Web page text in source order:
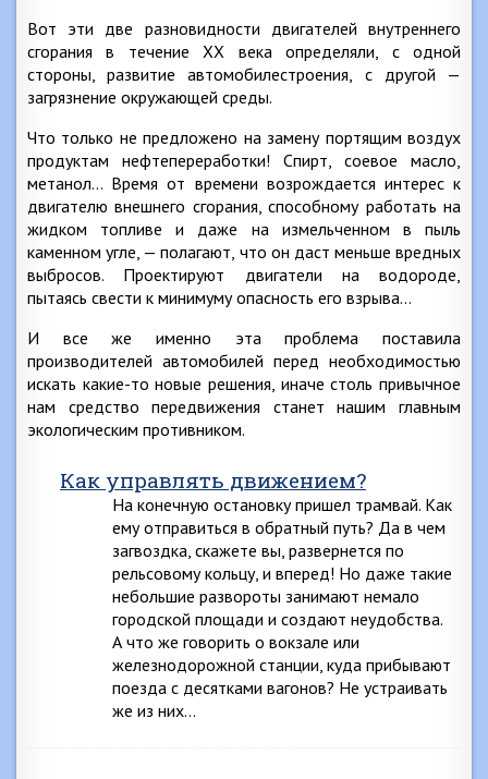
Вот эти две разновидности двигателей внутреннего
сгорания в течение XX века определяли, с одной
стороны, развитие автомобилестроения, с другой —
загрязнение окружающей среды.
Что только не предложено на замену портящим воздух
продуктам нефтепереработки! Спирт, соевое масло,
метанол… Время от времени возрождается интерес к
двигателю внешнего сгорания, способному работать на
жидком топливе и даже на измельченном в пыль
каменном угле, — полагают, что он даст меньше вредных
выбросов. Проектируют двигатели на водороде,
пытаясь свести к минимуму опасность его взрыва…
И все же именно эта проблема поставила
производителей автомобилей перед необходимостью
искать какие-то новые решения, иначе столь привычное
нам средство передвижения станет нашим главным
экологическим противником.
Как управлять движением?
На конечную остановку пришел трамвай. Как
ему отправиться в обратный путь? Да в чем
загвоздка, скажете вы, развернется по
рельсовому кольцу, и вперед! Но даже такие
небольшие развороты занимают немало
городской площади и создают неудобства.
А что же говорить о вокзале или
железнодорожной станции, куда прибывают
поезда с десятками вагонов? Не устраивать
же из них…